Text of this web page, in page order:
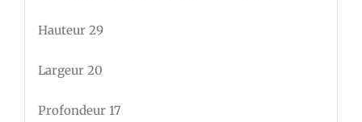
Hauteur 29
Largeur 20
Profondeur 17